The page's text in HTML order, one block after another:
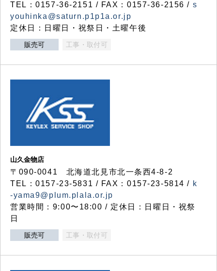
TEL：0157-36-2151 / FAX：0157-36-2156 / s
youhinka@saturn.p1p1a.or.jp
定休日：日曜日・祝祭日・土曜午後
販売可 工事・取付可
山久金物店
〒090-0041 北海道北見市北一条西4-8-2
TEL：0157-23-5831 / FAX：0157-23-5814 / k
-yama9@plum.plala.or.jp
営業時間：9:00〜18:00 / 定休日：日曜日・祝祭
日
販売可 工事・取付可